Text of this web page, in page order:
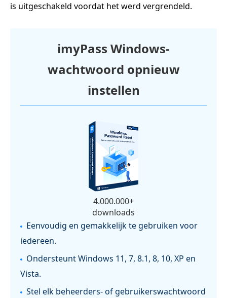
is uitgeschakeld voordat het werd vergrendeld.
imyPass Windows-
wachtwoord opnieuw
instellen
4.000.000+
downloads
Eenvoudig en gemakkelijk te gebruiken voor
iedereen.
Ondersteunt Windows 11, 7, 8.1, 8, 10, XP en
Vista.
Stel elk beheerders- of gebruikerswachtwoord